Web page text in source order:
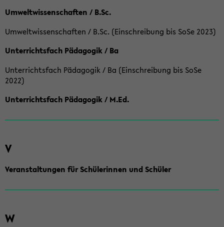
Umweltwissenschaften / B.Sc.
Umweltwissenschaften / B.Sc. (Einschreibung bis SoSe 2023)
Unterrichtsfach Pädagogik / Ba
Unterrichtsfach Pädagogik / Ba (Einschreibung bis SoSe
2022)
Unterrichtsfach Pädagogik / M.Ed.
V
Veranstaltungen für Schülerinnen und Schüler
W